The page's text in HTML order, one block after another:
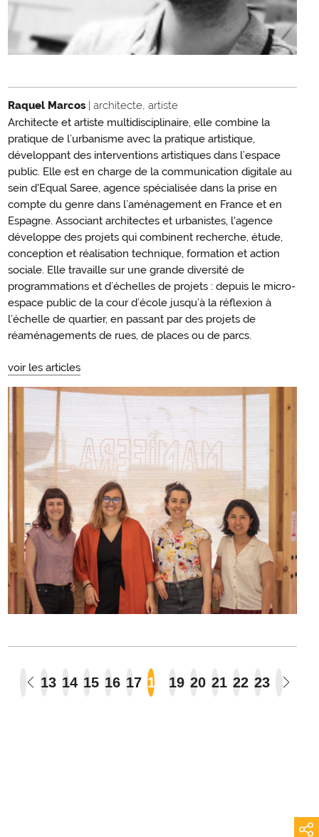
Raquel Marcos | architecte, artiste
Architecte et artiste multidisciplinaire, elle combine la
pratique de l’urbanisme avec la pratique artistique,
développant des interventions artistiques dans l’espace
public. Elle est en charge de la communication digitale au
sein d'Equal Saree, agence spécialisée dans la prise en
compte du genre dans l’aménagement en France et en
Espagne. Associant architectes et urbanistes, l'agence
développe des projets qui combinent recherche, étude,
conception et réalisation technique, formation et action
sociale. Elle travaille sur une grande diversité de
programmations et d’échelles de projets : depuis le micro-
espace public de la cour d’école jusqu’à la réflexion à
l’échelle de quartier, en passant par des projets de
réaménagements de rues, de places ou de parcs.
voir les articles
13 14 15 16 17 18 19 20 21 22 23